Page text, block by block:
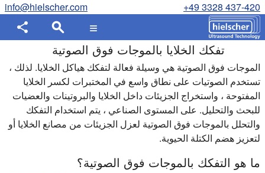
+49 3328 437-420
info@hielscher.com
تفكك الخلايا بالموجات فوق الصوتية
الموجات فوق الصوتية هي وسيلة فعالة لتفكك هياكل الخلايا. لذلك ،
تستخدم الصوتيات على نطاق واسع في المختبرات لكسر الخلايا
المفتوحة ، واستخراج الجزيئات داخل الخلايا والبروتينات والعضيات
للبحث والتحليل. على المستوى الصناعي ، يتم استخدام التفكك
والتحلل بالموجات فوق الصوتية لعزل الجزيئات من مصانع الخلايا أو
لتعزيز هضم الكتلة الحيوية.
ما هو التفكك بالموجات فوق الصوتية؟